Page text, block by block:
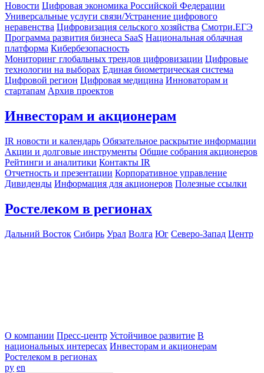
Новости Цифровая экономика Российской Федерации
Универсальные услуги связи/Устранение цифрового
неравенства Цифровизация сельского хозяйства Смотри.ЕГЭ
Программа развития бизнеса SaaS Национальная облачная
платформа Кибербезопасность
Мониторинг глобальных трендов цифровизации Цифровые
технологии на выборах Единая биометрическая система
Цифровой регион Цифровая медицина Инноваторам и
стартапам Архив проектов
Инвесторам и акционерам
IR новости и календарь Обязательное раскрытие информации
Акции и долговые инструменты Общие собрания акционеров
Рейтинги и аналитики Контакты IR
Отчетность и презентации Корпоративное управление
Дивиденды Информация для акционеров Полезные ссылки
Ростелеком в регионах
Дальний Восток Сибирь Урал Волга Юг Северо-Запад Центр
О компании Пресс-центр Устойчивое развитие В
национальных интересах Инвесторам и акционерам
Ростелеком в регионах
ру en